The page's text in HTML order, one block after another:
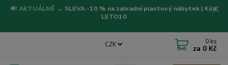
🔊 AKTUÁLNĚ → SLEVA -10 % na zahradní plastový nábytek | Kód:
LETO10
CZK 0 ks
za 0 Kč